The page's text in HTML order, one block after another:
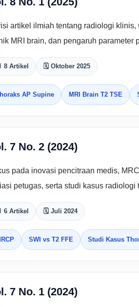
artikel ilmiah tentang radiologi
MRI brain, dan pengaruh parameter
8 Artikel 🗓 Oktober 2025
AP Supine MRI Brain T2 TSE
7 No. 2 (2024)
pada inovasi pencitraan medis,
petugas, serta studi kasus radiologi
6 Artikel 🗓 Juli 2024
SWI vs T2 FFE Studi Kasus
7 No. 1 (2024)